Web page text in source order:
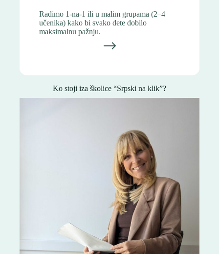
Radimo 1-na-1 ili u malim grupama (2–4
učenika) kako bi svako dete dobilo
maksimalnu pažnju.
Ko stoji iza školice “Srpski na klik”?